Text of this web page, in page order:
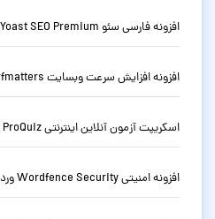
افزونه فارسی سئو Yoast SEO Premium وردپرس نسخه حرفه ای 28.1
افزونه افزایش سرعت وبسایت Perfmatters وردپرس نسخه 2.6.6
اسکریپت آزمون آنلاین اینترنتی ProQuiz نسخه 2.0.2
افزونه امنیتی Wordfence Security وردپرس نسخه 8.1.4